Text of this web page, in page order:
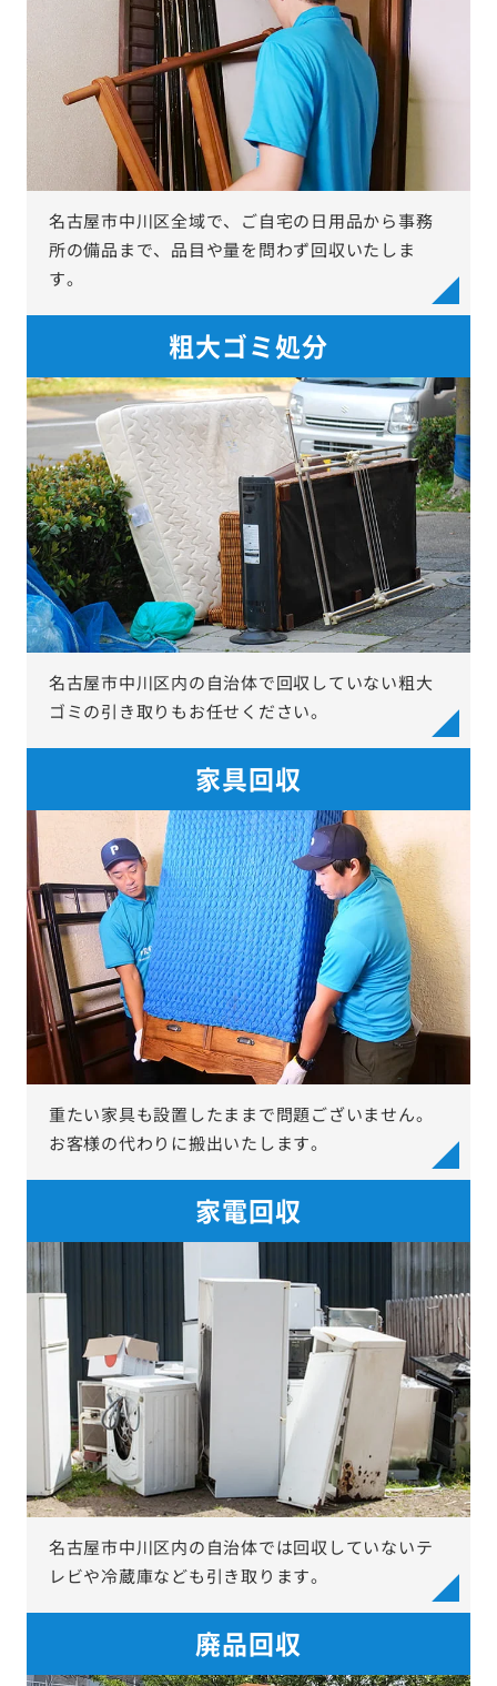
名古屋市中川区全域で、ご自宅の日用品から事務
所の備品まで、品目や量を問わず回収いたしま
す。
粗大ゴミ処分
名古屋市中川区内の自治体で回収していない粗大
ゴミの引き取りもお任せください。
家具回収
重たい家具も設置したままで問題ございません。
お客様の代わりに搬出いたします。
家電回収
名古屋市中川区内の自治体では回収していないテ
レビや冷蔵庫なども引き取ります。
廃品回収